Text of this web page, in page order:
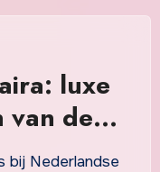
luxe
van de
Spanje
bij Nederlandse